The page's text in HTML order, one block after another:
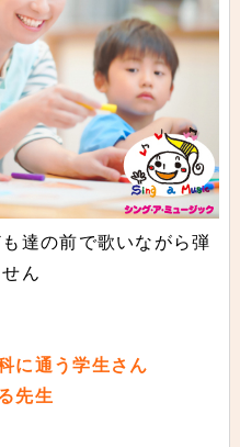
達の前で歌いながら弾
ん
に通う学生さん
先生